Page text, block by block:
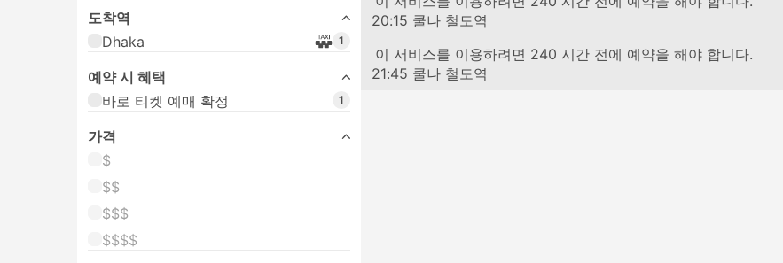
도착역
Dhaka
1
예약 시 혜택
바로 티켓 예매 확정
1
가격
$
$$
$$$
$$$$
20:15 쿨나 철도역
Bangladesh Railway 의 기차#Sundarban #725
21:45 쿨나 철도역
이 서비스를 이용하려면 240 시간 전에 예약을 해야 합니다.